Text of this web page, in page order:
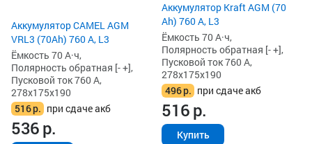
Аккумулятор CAMEL AGM
VRL3 (70Ah) 760 А, L3
Ёмкость 70 А·ч,
Полярность обратная [- +],
Пусковой ток 760 А,
278x175x190
516р. при сдаче акб
536р.
Аккумулятор Kraft AGM (70
Ah) 760 А, L3
Ёмкость 70 А·ч,
Полярность обратная [- +],
Пусковой ток 760 А,
278x175x190
496р. при сдаче акб
516р.
Купить